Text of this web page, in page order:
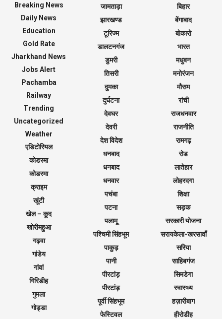
Breaking News
Daily News
Education
Gold Rate
Jharkhand News
Jobs Alert
Pachamba
Railway
Trending
Uncategorized
Weather
एडिटोरियल
कोडरमा
कोडरमा
क्राइम
खूंटी
खेल – कूद
खोरीमहुआ
गढ़वा
गांडेय
गांवां
गिरिडीह
गुमला
गोड्डा
जामताड़ा
झारखण्ड
टूरिज्म
डालटनगंज
डुमरी
तिसरी
दुमका
दुर्घटना
देवघर
देवरी
देश विदेश
धनबाद
धनबाद
धनवार
पचंबा
पटना
पलामू
पश्चिमी सिंहभूम
पाकुड़
पानी
पीरटांड़
पीरटांड़
पूर्वी सिंहभूम
फेस्टिवल
बिहार
बेंगाबाद
बोकारो
भारत
मधुबन
मनोरंजन
मौसम
रांची
राजधनवार
राजनीति
रामगढ़
रोड
लातेहार
लोहरदगा
शिक्षा
सड़क
सरकारी योजना
सरायकेला-खरसावाँ
सरिया
साहिबगंज
सिमडेगा
स्वास्थ्य
हज़ारीबाग
हीरोडीह